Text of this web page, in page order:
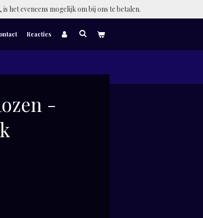
het eveneens mogelijk om bij ons te betalen.
Reacties
-